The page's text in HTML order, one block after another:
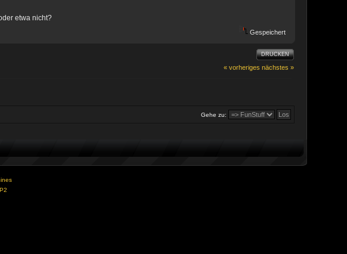
etwa nicht?
Gespeichert
DRUCKEN
« vorheriges nächstes »
Gehe zu: